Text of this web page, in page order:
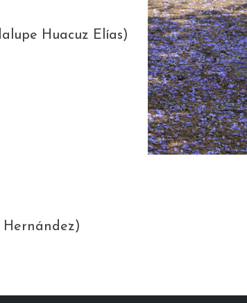
Huacuz Elías)
Hernández)